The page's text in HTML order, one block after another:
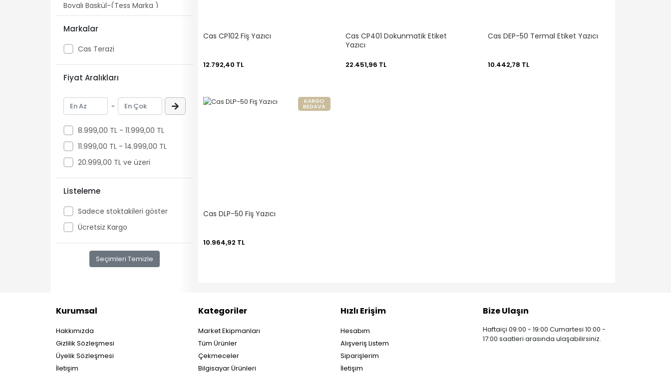
Boyalı Baskül-(Tess Marka )
Baskül Yazıcıları
İndikatör
Diğer Tartım Ürünleri
Vinç Baskülü
Hassas Terazi
Markalar
Cas Terazi
Fiyat Aralıkları
-
8.999,00 TL - 11.999,00 TL
11.999,00 TL - 14.999,00 TL
20.999,00 TL ve üzeri
Listeleme
Sadece stoktakileri göster
Ücretsiz Kargo
Seçimleri Temizle
Cas CP102 Fiş Yazıcı
12.792,40 TL
Cas CP401 Dokunmatik Etiket
Yazıcı
22.451,96 TL
Cas DEP-50 Termal Etiket Yazıcı
10.442,78 TL
KARGO
BEDAVA
Cas DLP-50 Fiş Yazıcı
10.964,92 TL
Kurumsal
Hakkımızda
Gizlilik Sözleşmesi
Üyelik Sözleşmesi
İletişim
Kategoriler
Market Ekipmanları
Tüm Ürünler
Çekmeceler
Bilgisayar Ürünleri
Hızlı Erişim
Hesabım
Alışveriş Listem
Siparişlerim
İletişim
Bize Ulaşın
Haftaiçi 09:00 - 19:00 Cumartesi 10:00 -
17:00 saatleri arasında ulaşabilirsiniz.